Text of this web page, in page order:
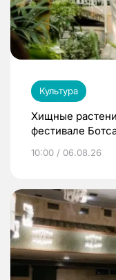
Культура
Хищные
фестивале
10:00 / 06.08.26